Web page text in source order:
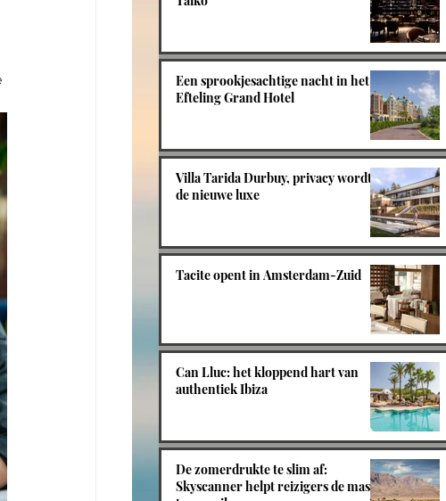
Een sprookjesachtige nacht in het
Efteling Grand Hotel
Villa Tarida Durbuy, privacy wordt
de nieuwe luxe
Tacite opent in Amsterdam-Zuid
Can Lluc: het kloppend hart van
authentiek Ibiza
De zomerdrukte te slim af:
Skyscanner helpt reizigers de massa